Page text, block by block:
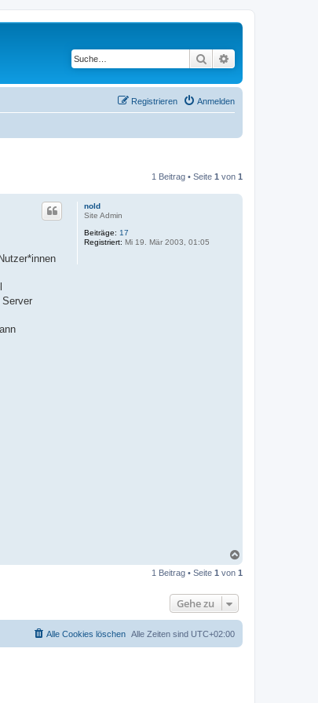
Suche
Anmelden
Registrieren
1 Beitrag • Seite 1 von 1
nold
Site Admin
Beiträge: 17
Registriert: Mi 19. Mär 2003, 01:05
c
1 Beitrag • Seite 1 von 1
Gehe zu
Alle Zeiten sind UTC+02:00
Alle Cookies löschen